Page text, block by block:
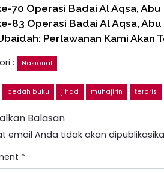
70 Operasi Badai Al Aqsa,
83 Operasi Badai Al Aqsa,
Perlawanan Kami Akan
:
Nasional
bedah buku jihad muhajirin teroris
Balasan
email Anda tidak akan
*